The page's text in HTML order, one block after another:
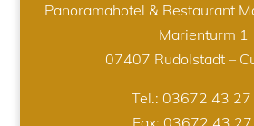
Panoramahotel & Restaurant
Marienturm 1
07407 Rudolstadt –
Tel.: 03672 43 27